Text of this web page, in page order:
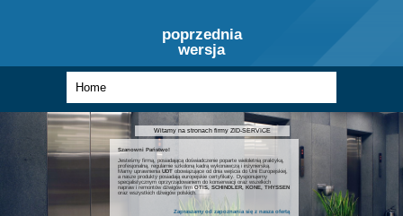
poprzednia
wersja
Witamy na stronach firmy ZID-SERVICE
Szanowni Państwo!
Jesteśmy firmą, posiadającą doświadczenie poparte wieloletnią praktyką,
profesjonalną, regularnie szkoloną kadrą wykonawczą i inżynierską.
Mamy uprawnieniaUDT obowiązujące od dnia wejścia do Unii Europejskiej,
a nasze produkty posiadają europejskie certyfikaty. Dysponujemy
specjalistycznym oprzyrządowaniem do konserwacji oraz wszelkich
napraw i remontów dźwigów firmOTIS, SCHINDLER, KONE, THYSSEN
oraz wszystkich dźwigów polskich.
Zapraszamy od zapoznania się z nasza ofertą